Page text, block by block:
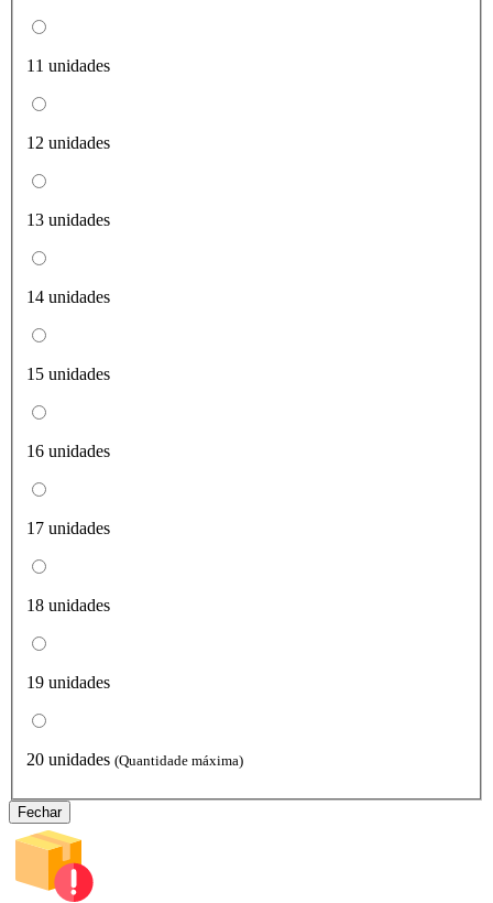
11 unidades
12 unidades
13 unidades
14 unidades
15 unidades
16 unidades
17 unidades
18 unidades
19 unidades
20 unidades (Quantidade máxima)
Fechar